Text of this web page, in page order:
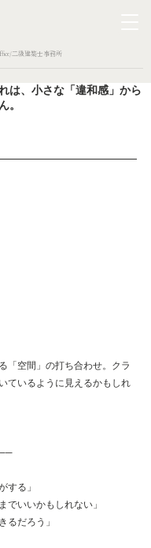
二級建築士事務所
は、小さな「違和感」から
。
「空間」の打ち合わせ。クラ
ているように見えるかもしれ
──
する」
でいいかもしれない」
るだろう」